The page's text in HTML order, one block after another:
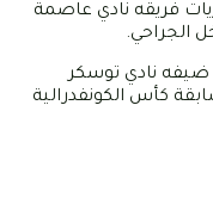
فريقه نادي عاصمة
ضيفه نادي توسكر
كأس الكونفدرالية